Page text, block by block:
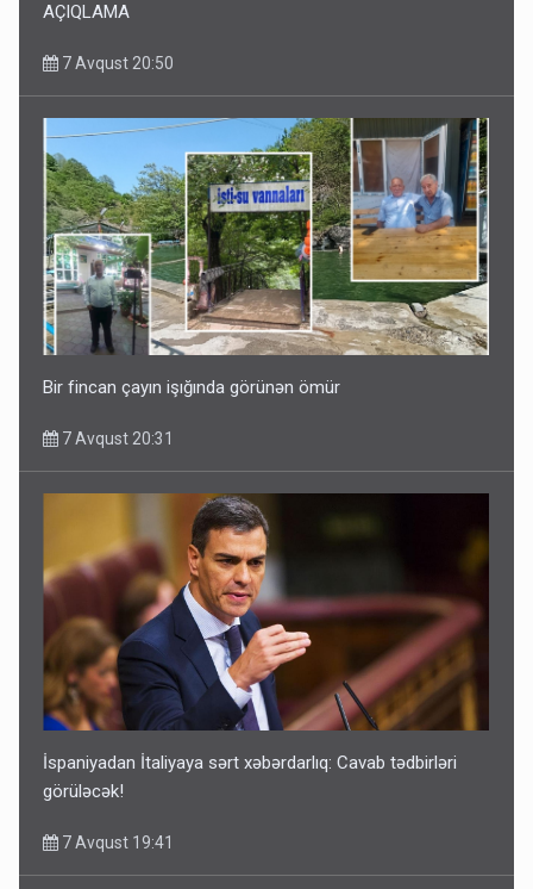
AÇIQLAMA
7 Avqust 20:50
Bir fincan çayın işığında görünən ömür
7 Avqust 20:31
İspaniyadan İtaliyaya sərt xəbərdarlıq: Cavab tədbirləri
görüləcək!
7 Avqust 19:41